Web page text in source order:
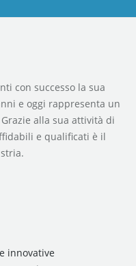
con successo la sua
e oggi rappresenta un
alla sua attività di
e qualificati è il
innovative